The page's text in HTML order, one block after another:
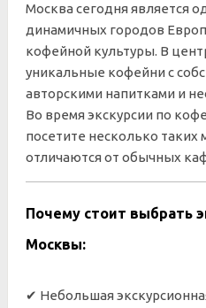
Москва сегодня является
динамичных городов
кофейной культуры. В
уникальные кофейни с
авторскими напитками и
Во время экскурсии по
посетите несколько таких
отличаются от обычных
Почему стоит выбрать
Москвы:
✔ Небольшая